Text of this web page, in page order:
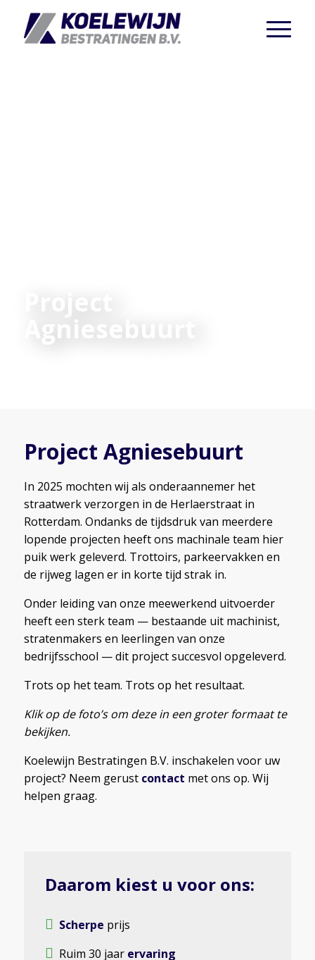
Project
Agniesebuurt
Project Agniesebuurt
In 2025 mochten wij als onderaannemer het
straatwerk verzorgen in de Herlaerstraat in
Rotterdam. Ondanks de tijdsdruk van meerdere
lopende projecten heeft ons machinale team hier
puik werk geleverd. Trottoirs, parkeervakken en
de rijweg lagen er in korte tijd strak in.
Onder leiding van onze meewerkend uitvoerder
heeft een sterk team — bestaande uit machinist,
stratenmakers en leerlingen van onze
bedrijfsschool — dit project succesvol opgeleverd.
Trots op het team. Trots op het resultaat.
Klik op de foto’s om deze in een groter formaat te
bekijken.
Koelewijn Bestratingen B.V. inschakelen voor uw
project? Neem gerust contact met ons op. Wij
helpen graag.
Daarom kiest u voor ons:
Scherpe prijs
Ruim 30 jaar ervaring